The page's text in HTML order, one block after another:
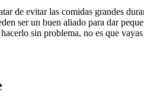
de evitar las comidas grandes
ser un buen aliado para dar
sin problema, no es que